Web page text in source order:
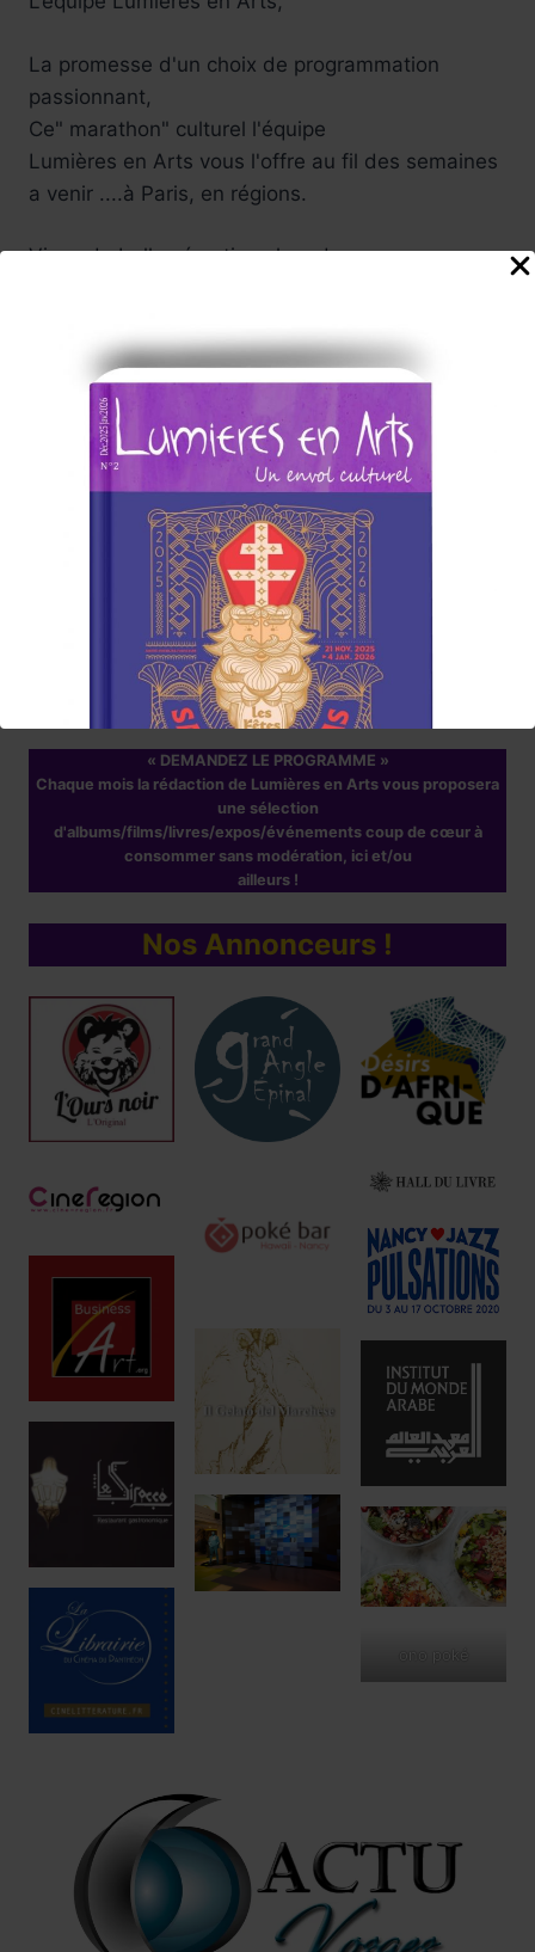
Réservez !
La promesse d'un choix de programmation
passionnant,
Ce" marathon" culturel l'équipe
Lumières en Arts vous l'offre au fil des semaines
a venir ....à Paris, en régions.
Vivez de belles émotions lors de
Participez vous aussi à cette
aventure culturelle , nous serons attentifs à vos
suggestions .
Carine, et toute l'équipe
de rédaction du Magazine
Abonnez-vous à la Newsletter
Lumières en Arts
www.lumieresenarts.fr
@lumieresenartsofficiel
« DEMANDEZ LE PROGRAMME »
Chaque mois la rédaction de Lumières en Arts vous proposera
une sélection
d'albums/films/livres/expos/événements coup de cœur à
consommer sans modération, ici et/ou
ailleurs !
Nos Annonceurs !
ono poké